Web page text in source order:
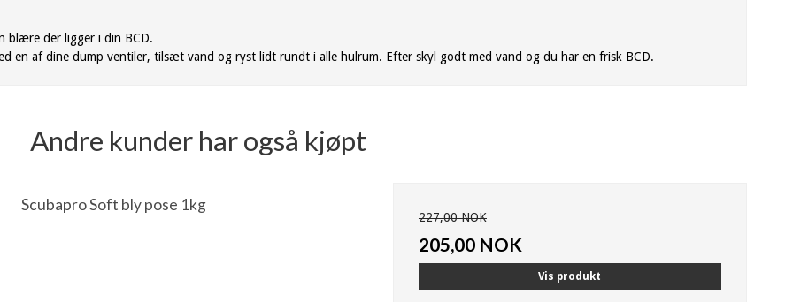
blære der ligger i din BCD.
en af dine dump ventiler, tilsæt vand og ryst lidt rundt i alle hulrum. Efter skyl godt med vand og du har en frisk BCD.
Andre kunder har også kjøpt
Scubapro Soft bly pose 1kg
227,00 NOK
205,00 NOK
Vis produkt